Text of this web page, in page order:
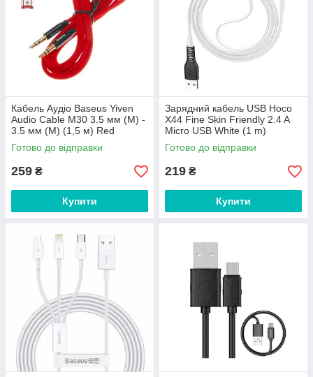
Кабель Аудіо Baseus Yiven
Audio Cable M30 3.5 мм (M) -
3.5 мм (M) (1,5 м) Red
Готово до відправки
259 ₴
Купити
Зарядний кабель USB Hoco
X44 Fine Skin Friendly 2.4 A
Micro USB White (1 m)
Готово до відправки
219 ₴
Купити